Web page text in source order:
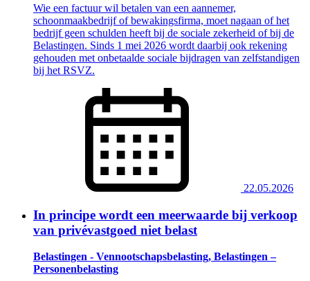
Wie een factuur wil betalen van een aannemer,
schoonmaakbedrijf of bewakingsfirma, moet nagaan of het
bedrijf geen schulden heeft bij de sociale zekerheid of bij de
Belastingen. Sinds 1 mei 2026 wordt daarbij ook rekening
gehouden met onbetaalde sociale bijdragen van zelfstandigen
bij het RSVZ.
22.05.2026
In principe wordt een meerwaarde bij verkoop
van privévastgoed niet belast
Belastingen - Vennootschapsbelasting, Belastingen –
Personenbelasting